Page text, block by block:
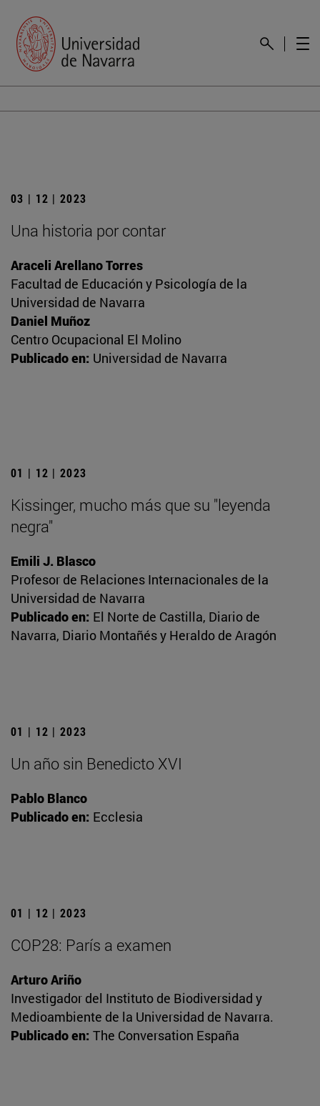
03 | 12 | 2023
Una historia por contar
Araceli Arellano Torres
Facultad de Educación y Psicología de la
Universidad de Navarra
Daniel Muñoz
Centro Ocupacional El Molino
Publicado en: Universidad de Navarra
01 | 12 | 2023
Kissinger, mucho más que su "leyenda
negra"
Emili J. Blasco
Profesor de Relaciones Internacionales de la
Universidad de Navarra
Publicado en: El Norte de Castilla, Diario de
Navarra, Diario Montañés y Heraldo de Aragón
01 | 12 | 2023
Un año sin Benedicto XVI
Pablo Blanco
Publicado en: Ecclesia
01 | 12 | 2023
COP28: París a examen
Arturo Ariño
Investigador del Instituto de Biodiversidad y
Medioambiente de la Universidad de Navarra.
Publicado en: The Conversation España